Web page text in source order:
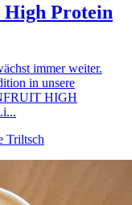
Protein
immer weiter.
in unsere
HIGH
Triltsch